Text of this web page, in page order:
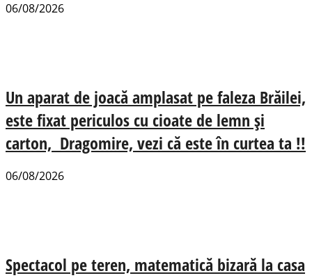
06/08/2026
Un aparat de joacă amplasat pe faleza Brăilei,
este fixat periculos cu cioate de lemn și
carton, Dragomire, vezi că este în curtea ta !!
06/08/2026
Spectacol pe teren, matematică bizară la casa